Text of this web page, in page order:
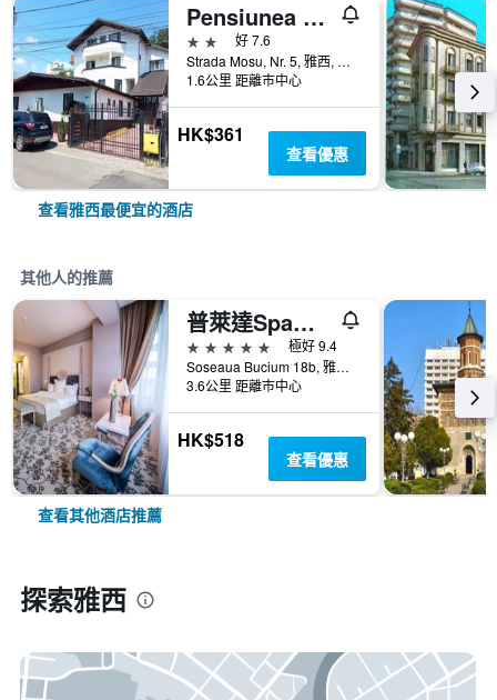
Pensiunea Marcello
2星級
好 7.6
Strada Mosu, Nr. 5, 雅西, 羅馬尼亞
1.6公里 距離市中心
HK$361
查看優惠
查看雅西最便宜的酒店
其他人的推薦
普萊達Spa精品酒店
5星級
極好 9.4
Soseaua Bucium 18b, 雅西, 羅馬尼亞
3.6公里 距離市中心
HK$518
查看優惠
查看其他酒店推薦
探索雅西